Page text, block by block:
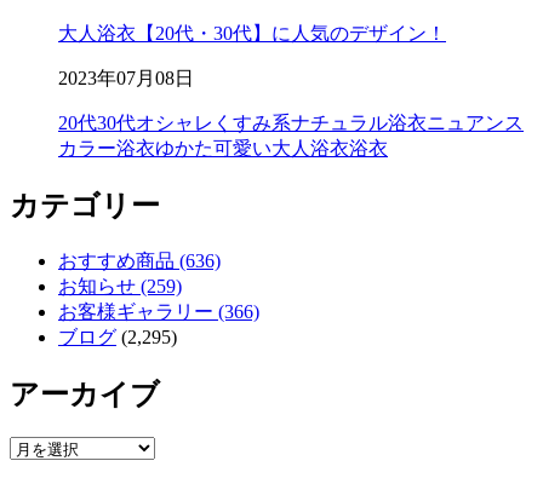
大人浴衣【20代・30代】に人気のデザイン！
2023年07月08日
20代30代オシャレ くすみ系ナチュラル浴衣ニュアンス
カラー浴衣ゆかた可愛い大人浴衣浴衣
カテゴリー
おすすめ商品 (636)
お知らせ (259)
お客様ギャラリー (366)
ブログ (2,295)
アーカイブ
ア